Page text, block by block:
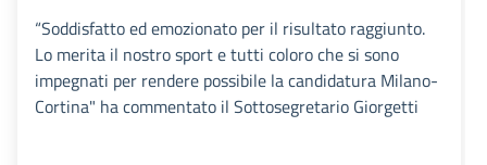
“Soddisfatto ed emozionato per il risultato raggiunto.
Lo merita il nostro sport e tutti coloro che si sono
impegnati per rendere possibile la candidatura Milano-
Cortina" ha commentato il Sottosegretario Giorgetti